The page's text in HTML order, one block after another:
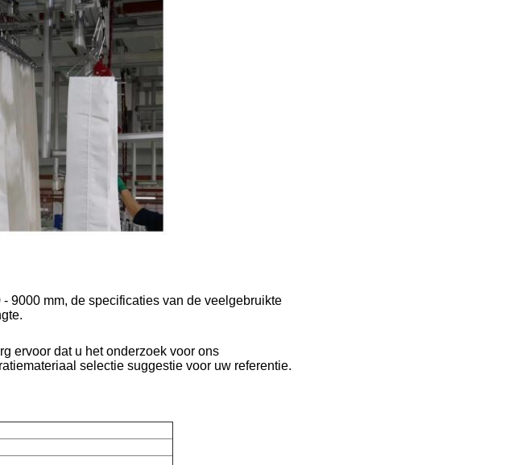
9000 mm, de specificaties van de veelgebruikte
ervoor dat u het onderzoek voor ons
selectie suggestie voor uw referentie.